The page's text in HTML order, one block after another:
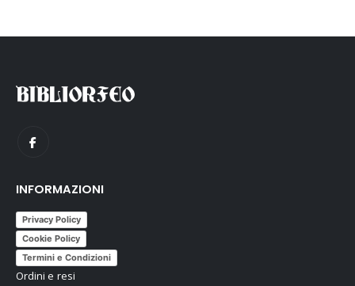
INFORMAZIONI
Privacy Policy
Cookie Policy
Termini e Condizioni
Ordini e resi